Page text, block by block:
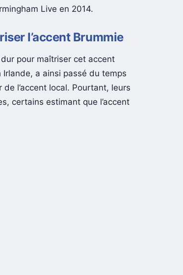
Live en 2014.
l’accent Brummie
pour maîtriser cet accent
a ainsi passé du temps
l’accent local. Pourtant, leurs
certains estimant que l’accent